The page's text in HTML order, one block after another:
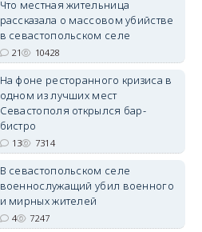
erid: 2SDnjdvhGXG
Что местная жительница
рассказала о массовом убийстве
в севастопольском селе
21 10428
На фоне ресторанного кризиса в
одном из лучших мест
Севастополя открылся бар-
бистро
13 7314
В севастопольском селе
военнослужащий убил военного
и мирных жителей
4 7247